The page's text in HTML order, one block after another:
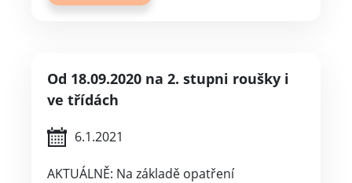
Od 18.09.2020 na 2. stupni roušky i
ve třídách
6.1.2021
AKTUÁLNĚ: Na základě opatření